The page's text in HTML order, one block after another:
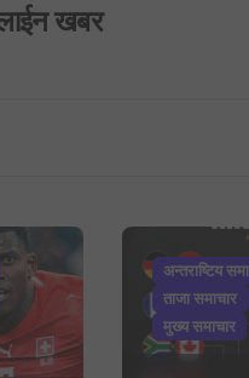
खबर
अन्तराष्टिय
ताजा समाचार
मुख्य समाचार